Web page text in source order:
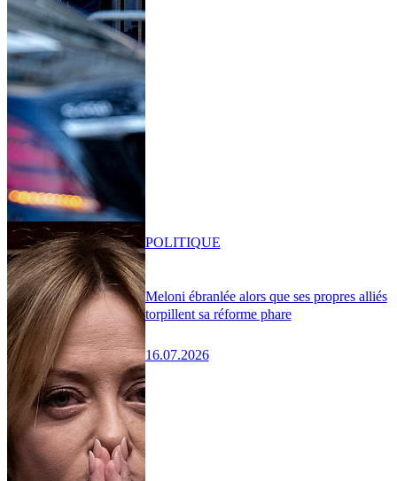
Meloni ébranlée alors que ses propres alliés
torpillent sa réforme phare
16.07.2026
POLITIQUE